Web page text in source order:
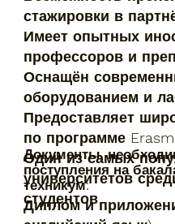
стажировки в
Имеет опытных
профессоров и
Оснащён
оборудованием и
Предоставляет
по программе
Один из самых
университетов
студентов
Документы,
поступления на
техникум:
Диплом и